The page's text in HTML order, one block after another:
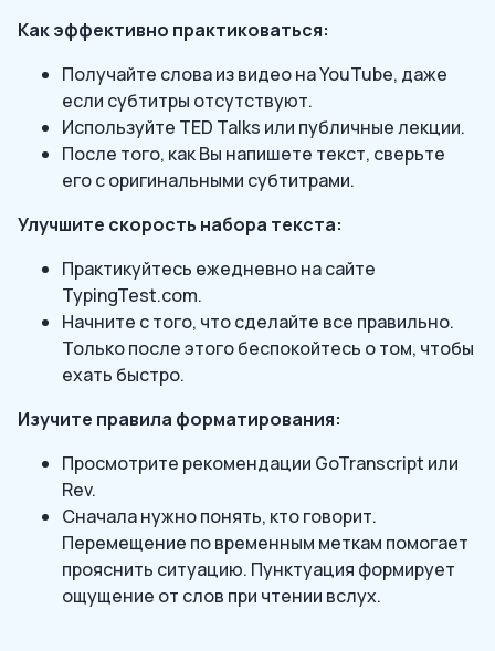
Как эффективно практиковаться:
Получайте слова из видео на YouTube, даже
если субтитры отсутствуют.
Используйте TED Talks или публичные лекции.
После того, как Вы напишете текст, сверьте
его с оригинальными субтитрами.
Улучшите скорость набора текста:
Практикуйтесь ежедневно на сайте
TypingTest.com.
Начните с того, что сделайте все правильно.
Только после этого беспокойтесь о том, чтобы
ехать быстро.
Изучите правила форматирования:
Просмотрите рекомендации GoTranscript или
Rev.
Сначала нужно понять, кто говорит.
Перемещение по временным меткам помогает
прояснить ситуацию. Пунктуация формирует
ощущение от слов при чтении вслух.